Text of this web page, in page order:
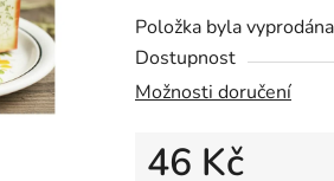
Položka byla
Dostupnost
Možnosti doručení
46 Kč